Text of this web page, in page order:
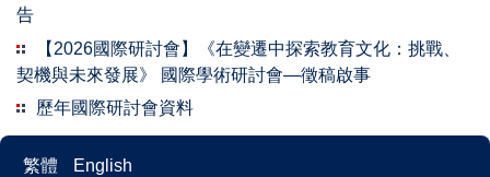
告
【2026國際研討會】《在變遷中探索教育文化：挑戰、
契機與未來發展》 國際學術研討會—徵稿啟事
歷年國際研討會資料
繁體
English